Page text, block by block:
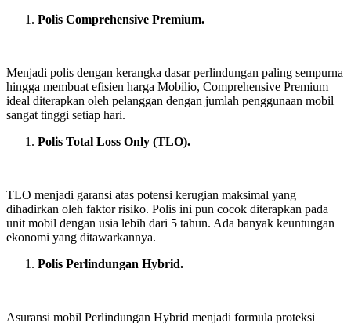
Polis Comprehensive Premium.
Menjadi polis dengan kerangka dasar perlindungan paling sempurna
hingga membuat efisien harga Mobilio, Comprehensive Premium
ideal diterapkan oleh pelanggan dengan jumlah penggunaan mobil
sangat tinggi setiap hari.
Polis Total Loss Only (TLO).
TLO menjadi garansi atas potensi kerugian maksimal yang
dihadirkan oleh faktor risiko. Polis ini pun cocok diterapkan pada
unit mobil dengan usia lebih dari 5 tahun. Ada banyak keuntungan
ekonomi yang ditawarkannya.
Polis Perlindungan Hybrid.
Asuransi mobil Perlindungan Hybrid menjadi formula proteksi